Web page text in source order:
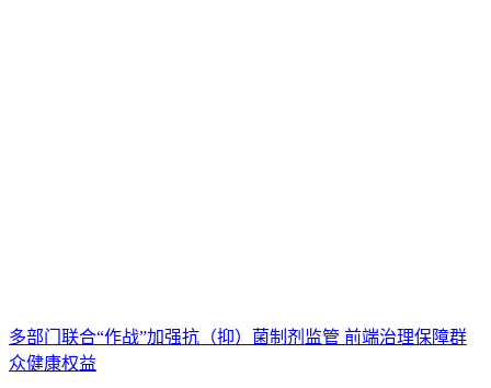
多部门联合“作战”加强抗（抑）菌制剂监管 前端治理保障群
众健康权益